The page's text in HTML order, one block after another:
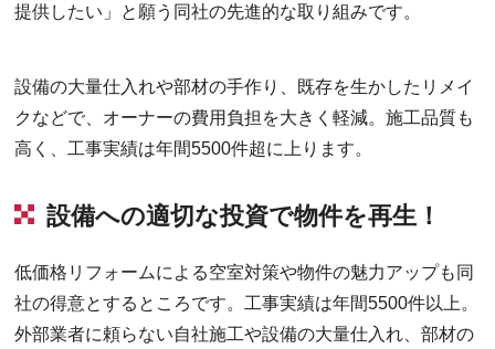
提供したい」と願う同社の先進的な取り組みです。
設備の大量仕入れや部材の手作り、既存を生かしたリメイ
クなどで、オーナーの費用負担を大きく軽減。施工品質も
高く、工事実績は年間5500件超に上ります。
設備への適切な投資で物件を再生！
低価格リフォームによる空室対策や物件の魅力アップも同
社の得意とするところです。工事実績は年間5500件以上。
外部業者に頼らない自社施工や設備の大量仕入れ、部材の